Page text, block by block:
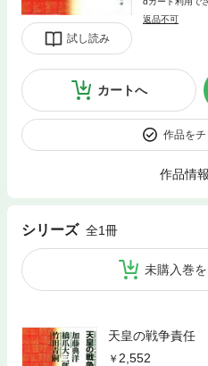
試し読み
返品不可
カートへ
作品を
作品情
シリーズ 全1冊
未購入巻
天皇の戦争責任
2,552